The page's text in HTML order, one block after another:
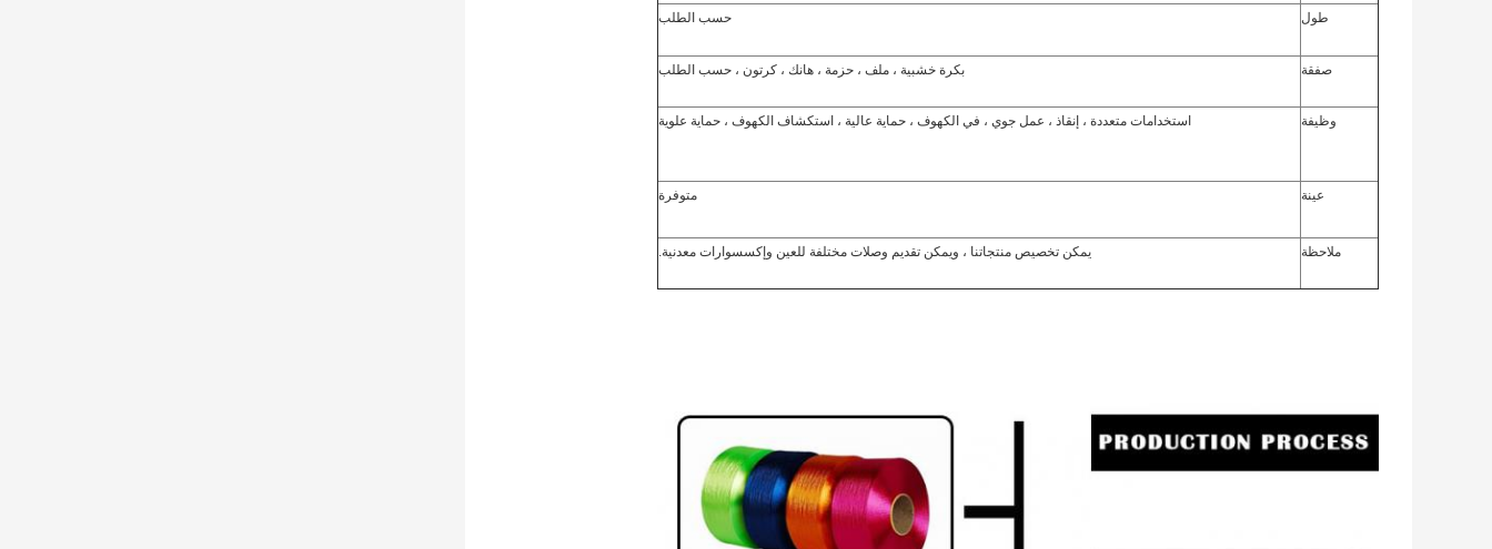
طول حسب الطلب
صفقة بكرة خشبية ، ملف ، حزمة ، هانك ، كرتون ، حسب الطلب
وظيفة استخدامات متعددة ، إنقاذ ، عمل جوي ، في الكهوف ، حماية عالية ، استكشاف الكهوف ، حماية علوية
عينة متوفرة
ملاحظة يمكن تخصيص منتجاتنا ، ويمكن تقديم وصلات مختلفة للعين وإكسسوارات معدنية.